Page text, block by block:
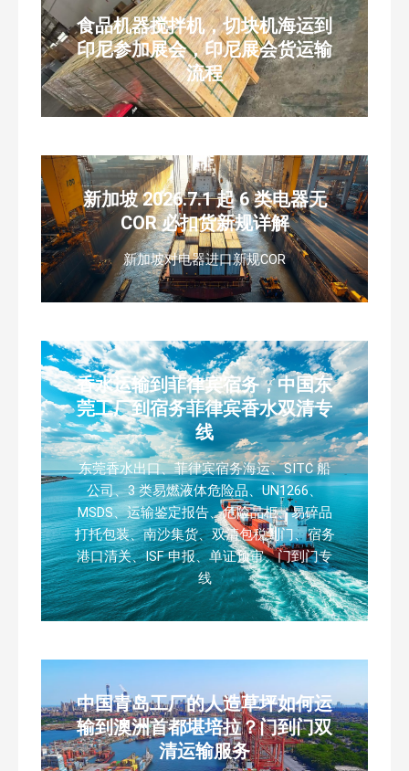
食品机器搅拌机，切块机海运到
印尼参加展会，印尼展会货运输
流程
新加坡 2026.7.1 起 6 类电器无
COR 必扣货新规详解
新加坡对电器进口新规COR
香水运输到菲律宾宿务，中国东
莞工厂到宿务菲律宾香水双清专
线
东莞香水出口、菲律宾宿务海运、SITC 船
公司、3 类易燃液体危险品、UN1266、
MSDS、运输鉴定报告、危险品柜、易碎品
打托包装、南沙集货、双清包税到门、宿务
港口清关、ISF 申报、单证预审、门到门专
线
中国青岛工厂的人造草坪如何运
输到澳洲首都堪培拉？门到门双
清运输服务